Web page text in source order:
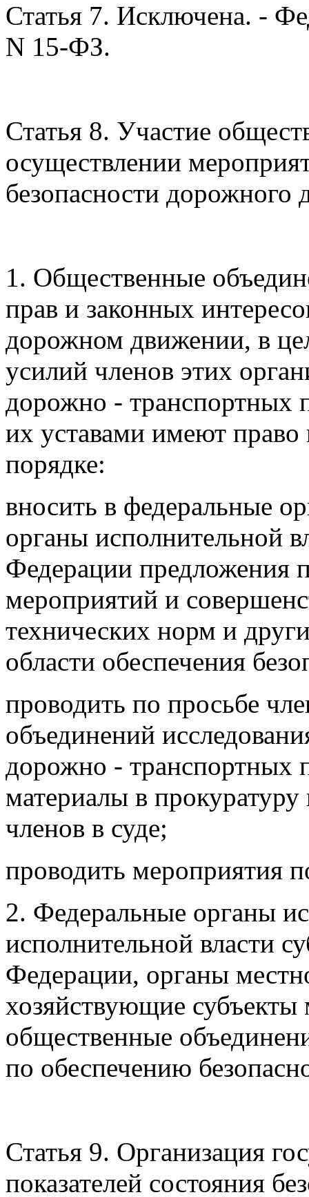
Статья 7. Исключена. -
N 15-ФЗ.
Статья 8. Участие
осуществлении
безопасности дорожного
1. Общественные
прав и законных
дорожном движении, в
усилий членов этих
дорожно - транспортных
их уставами имеют право
порядке:
вносить в федеральные
органы исполнительной
Федерации предложения
мероприятий и
технических норм и
области обеспечения
проводить по просьбе
объединений
дорожно - транспортных
материалы в прокуратуру
членов в суде;
проводить мероприятия
2. Федеральные органы
исполнительной власти
Федерации, органы
хозяйствующие субъекты
общественные
по обеспечению
Статья 9. Организация
показателей состояния